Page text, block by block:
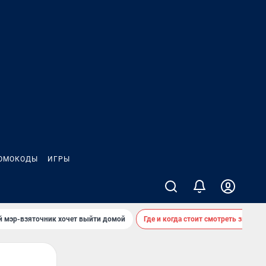
ИГРЫ
мэр-взяточник хочет выйти домой Где и когда стоит смотреть